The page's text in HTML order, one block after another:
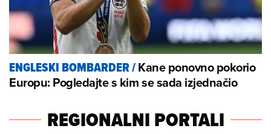
ENGLESKI BOMBARDER/Kane ponovno pokorio
Europu: Pogledajte s kim se sada izjednačio
REGIONALNI PORTALI